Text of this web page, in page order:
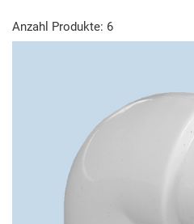
Anzahl Produkte: 6